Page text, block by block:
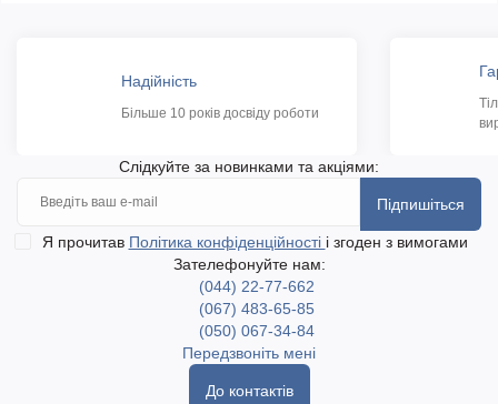
Надійність
Більше 10 років досвіду роботи
Слідкуйте за новинками та акціями:
Підпишіться
Я прочитав Політика конфіденційності і згоден з вимогами
Зателефонуйте нам:
(044) 22-77-662
(067) 483-65-85
(050) 067-34-84
Передзвоніть мені
До контактів